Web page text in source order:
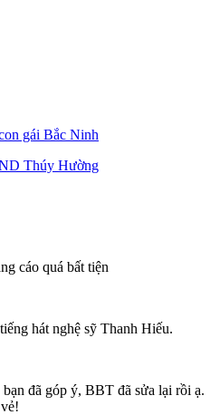
gái Bắc Ninh
Thúy Hường
cáo quá bất tiện
hát nghệ sỹ Thanh Hiếu.
bạn đã góp ý, BBT đã sửa lại rồi ạ.